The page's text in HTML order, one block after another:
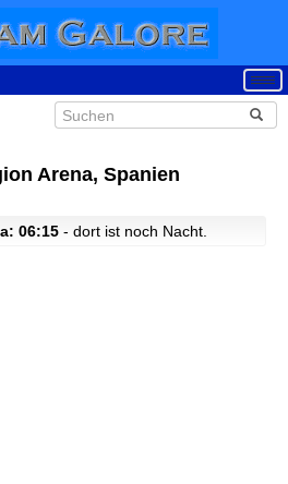
Arena, Spanien
06:15 - dort ist noch Nacht.